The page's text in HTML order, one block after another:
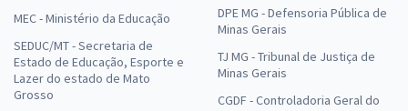
MEC - Ministério da Educação
SEDUC/MT - Secretaria de
Estado de Educação, Esporte e
Lazer do estado de Mato
Grosso
DPE MG - Defensoria Pública de
Minas Gerais
TJ MG - Tribunal de Justiça de
Minas Gerais
CGDF - Controladoria Geral do